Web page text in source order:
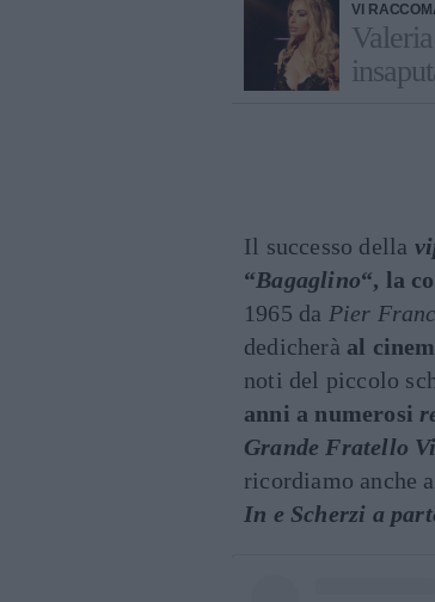
VI
Il successo della
“Bagaglino“, la
1965 da Pier
dedicherà al
noti del piccolo
anni a numerosi
Grande Fratello
ricordiamo anche
In e Scherzi a